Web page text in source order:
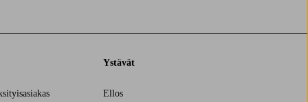
Ystävät
Ellos